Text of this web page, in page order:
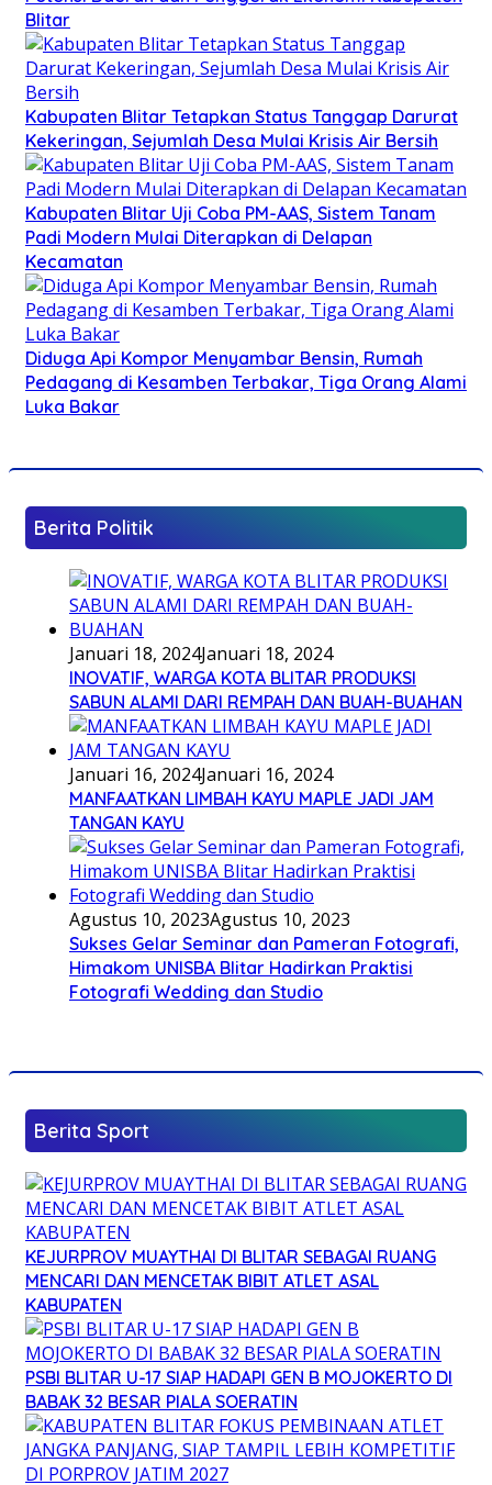
Blitar
Kabupaten Blitar Tetapkan Status Tanggap Darurat
Kekeringan, Sejumlah Desa Mulai Krisis Air Bersih
Kabupaten Blitar Uji Coba PM-AAS, Sistem Tanam
Padi Modern Mulai Diterapkan di Delapan
Kecamatan
Diduga Api Kompor Menyambar Bensin, Rumah
Pedagang di Kesamben Terbakar, Tiga Orang Alami
Luka Bakar
Berita Politik
Januari 18, 2024Januari 18, 2024
INOVATIF, WARGA KOTA BLITAR PRODUKSI
SABUN ALAMI DARI REMPAH DAN BUAH-BUAHAN
Januari 16, 2024Januari 16, 2024
MANFAATKAN LIMBAH KAYU MAPLE JADI JAM
TANGAN KAYU
Agustus 10, 2023Agustus 10, 2023
Sukses Gelar Seminar dan Pameran Fotografi,
Himakom UNISBA Blitar Hadirkan Praktisi
Fotografi Wedding dan Studio
Berita Sport
KEJURPROV MUAYTHAI DI BLITAR SEBAGAI RUANG
MENCARI DAN MENCETAK BIBIT ATLET ASAL
KABUPATEN
PSBI BLITAR U-17 SIAP HADAPI GEN B MOJOKERTO DI
BABAK 32 BESAR PIALA SOERATIN